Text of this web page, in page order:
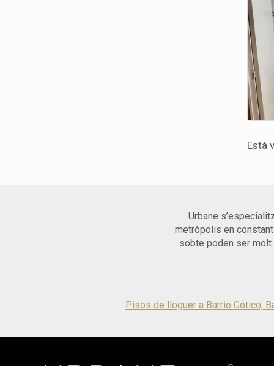
Està
Urbane
metròpolis en
sobte poden ser molt
Pisos de lloguer a Barrio Gótico,